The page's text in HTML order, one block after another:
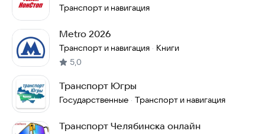
Транспорт и навигация
Metro 2026
Транспорт и навигация · Книги
5,0
Транспорт Югры
Государственные · Транспорт и навигация
Транспорт Челябинска онлайн